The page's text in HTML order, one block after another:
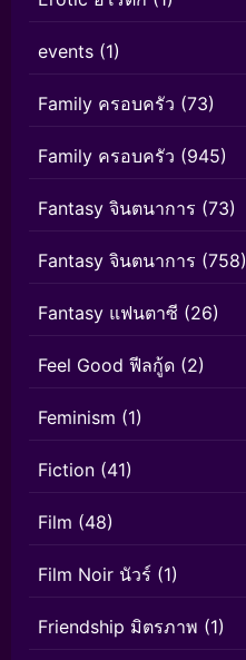
events (1)
Family ครอบครัว (73)
Family ครอบครัว (945)
Fantasy จินตนาการ (73)
Fantasy จินตนาการ (758)
Fantasy แฟนตาซี (26)
Feel Good ฟีลกู้ด (2)
Feminism (1)
Fiction (41)
Film (48)
Film Noir นัวร์ (1)
Friendship มิตรภาพ (1)